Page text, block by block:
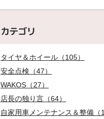
カテゴリ
タイヤ＆ホイール（105）
安全点検（47）
WAKOS（27）
店長の独り言（64）
自家用車メンテナンス＆整備（1